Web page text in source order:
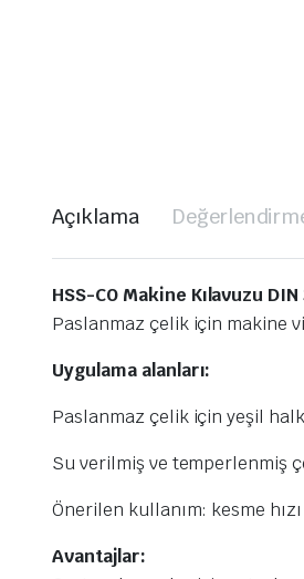
Açıklama
HSS-CO Makine Kılavuzu
Paslanmaz çelik için makine
Uygulama alanları:
Paslanmaz çelik için yeşil
Su verilmiş ve temperlenmiş
Önerilen kullanım: kesme
Avantajlar: